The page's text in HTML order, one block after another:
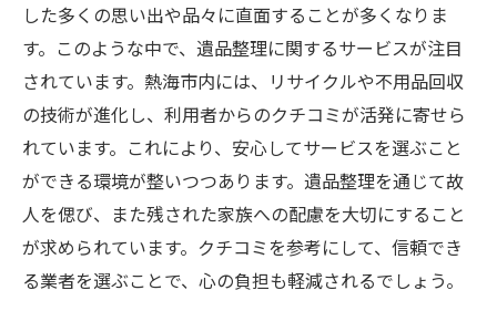
した多くの思い出や品々に直面することが多くなりま
す。このような中で、遺品整理に関するサービスが注目
されています。熱海市内には、リサイクルや不用品回収
の技術が進化し、利用者からのクチコミが活発に寄せら
れています。これにより、安心してサービスを選ぶこと
ができる環境が整いつつあります。遺品整理を通じて故
人を偲び、また残された家族への配慮を大切にすること
が求められています。クチコミを参考にして、信頼でき
る業者を選ぶことで、心の負担も軽減されるでしょう。